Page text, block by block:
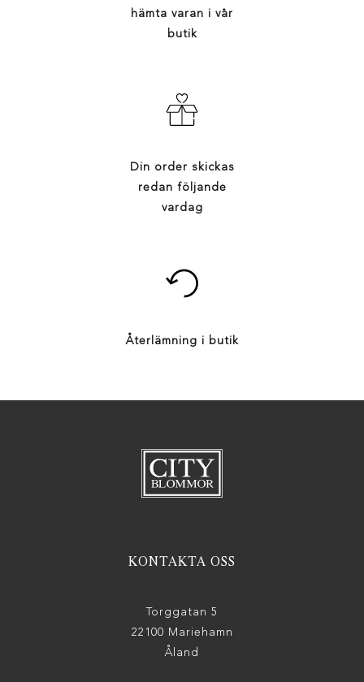
hämta varan i vår
butik
Din order skickas
redan följande
vardag
Återlämning i butik
KONTAKTA OSS
Torggatan 5
22100 Mariehamn
Åland